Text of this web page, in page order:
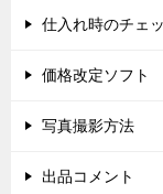
仕入れ時のチェ
価格改定ソフト
写真撮影方法
出品コメント